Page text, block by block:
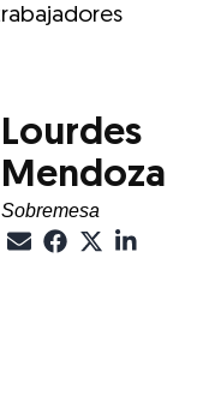
Facebook
mediante Twitter
mediante LinkedIn
actual mediante
Lourdes
Mendoza
Sobremesa